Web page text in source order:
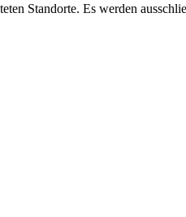
Standorte. Es werden